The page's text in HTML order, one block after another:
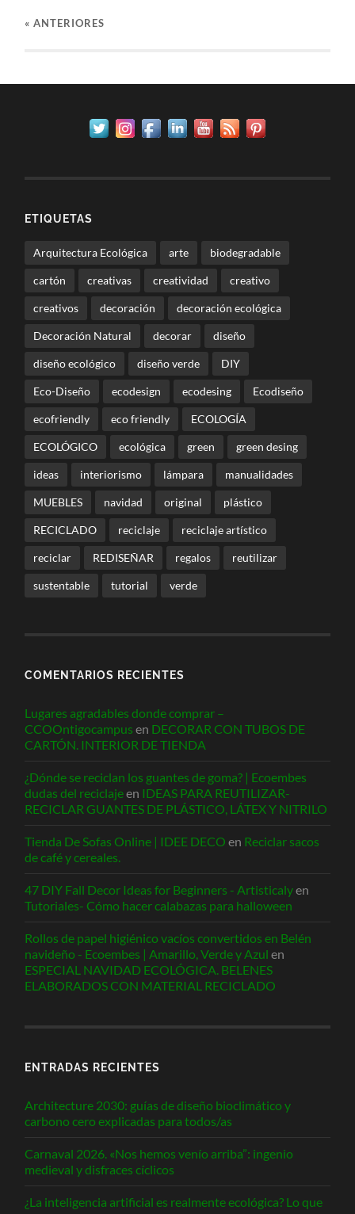
«ANTERIORES
ETIQUETAS
Arquitectura Ecológica arte biodegradable
cartón creativas creatividad creativo
creativos decoración decoración ecológica
Decoración Natural decorar diseño
diseño ecológico diseño verde DIY
Eco-Diseño ecodesign ecodesing Ecodiseño
ecofriendly eco friendly ECOLOGÍA
ECOLÓGICO ecológica green green desing
ideas interiorismo lámpara manualidades
MUEBLES navidad original plástico
RECICLADO reciclaje reciclaje artístico
reciclar REDISEÑAR regalos reutilizar
sustentable tutorial verde
COMENTARIOS RECIENTES
Lugares agradables donde comprar –
CCOOntigocampus en DECORAR CON TUBOS DE
CARTÓN. INTERIOR DE TIENDA
¿Dónde se reciclan los guantes de goma? | Ecoembes
dudas del reciclajeen IDEAS PARA REUTILIZAR-
RECICLAR GUANTES DE PLÁSTICO, LÁTEX Y NITRILO
Tienda De Sofas Online | IDEE DECO en Reciclar sacos
de café y cereales.
47 DIY Fall Decor Ideas for Beginners - Artisticalyen
Tutoriales- Cómo hacer calabazas para halloween
Rollos de papel higiénico vacíos convertidos en Belén
navideño - Ecoembes | Amarillo, Verde y Azul en
ESPECIAL NAVIDAD ECOLÓGICA. BELENES
ELABORADOS CON MATERIAL RECICLADO
ENTRADAS RECIENTES
Architecture 2030: guías de diseño bioclimático y
carbono cero explicadas para todos/as
Carnaval 2026. «Nos hemos venío arriba”: ingenio
medieval y disfraces cíclicos
¿La inteligencia artificial es realmente ecológica? Lo que